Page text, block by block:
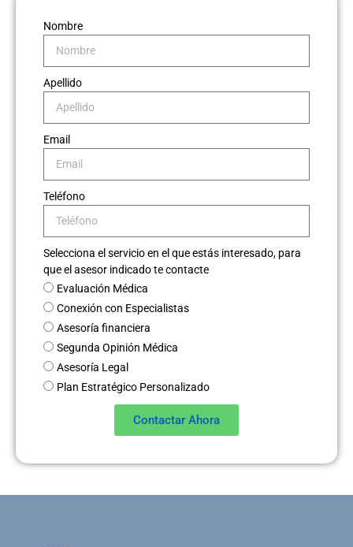
Nombre
Apellido
Email
Teléfono
Selecciona el servicio en el que estás interesado, para
que el asesor indicado te contacte
Evaluación Médica
Conexión con Especialistas
Asesoría financiera
Segunda Opinión Médica
Asesoría Legal
Plan Estratégico Personalizado
Contactar Ahora